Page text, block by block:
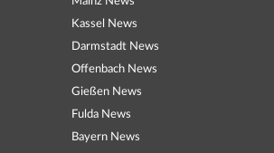
Kassel News
Darmstadt News
Offenbach News
Gießen News
Fulda News
Bayern News